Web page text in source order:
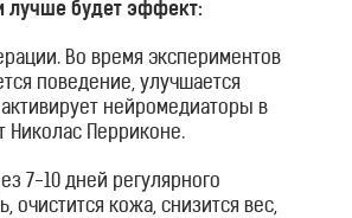
лучше будет эффект:
Во время экспериментов
поведение, улучшается
нейромедиаторы в
Николас Перриконе.
7-10 дней регулярного
очистится кожа, снизится вес,